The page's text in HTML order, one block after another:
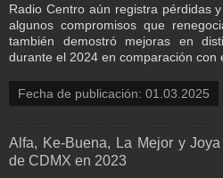
Radio Centro aún registra pérdidas
algunos compromisos que
también demostró mejoras en
durante el 2024 en comparación con
Fecha de publicación: 01.03.2025
Alfa, Ke-Buena, La Mejor y
de CDMX en 2023